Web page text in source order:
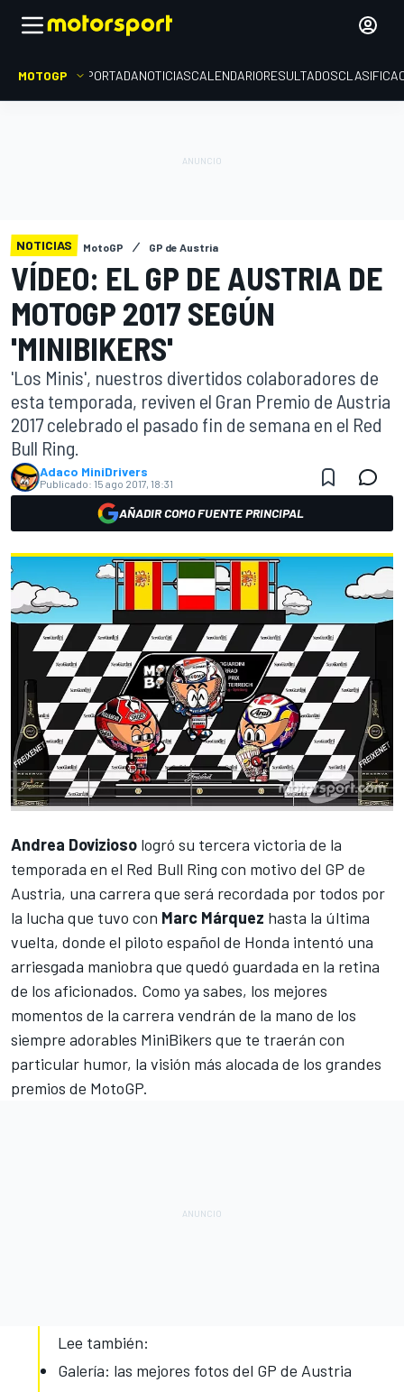
MOTOGP PORTADANOTICIASCALENDARIORESULTADOS
NOTICIAS MotoGP GP de Austria
VÍDEO: EL GP DE AUSTRIA DE
MOTOGP 2017 SEGÚN
'MINIBIKERS'
'Los Minis', nuestros divertidos colaboradores de
esta temporada, reviven el Gran Premio de Austria
2017 celebrado el pasado fin de semana en el Red
Bull Ring.
Adaco MiniDrivers
Publicado: 15 ago 2017, 18:31
AÑADIR COMO FUENTE PRINCIPAL
Andrea Dovizioso logró su tercera victoria de la
temporada en el Red Bull Ring con motivo del GP de
Austria, una carrera que será recordada por todos por
la lucha que tuvo con Marc Márquez hasta la última
vuelta, donde el piloto español de Honda intentó una
arriesgada maniobra que quedó guardada en la retina
de los aficionados. Como ya sabes, los mejores
momentos de la carrera vendrán de la mano de los
siempre adorables MiniBikers que te traerán con
particular humor, la visión más alocada de los grandes
premios de MotoGP.
Lee también:
Galería: las mejores fotos del GP de Austria